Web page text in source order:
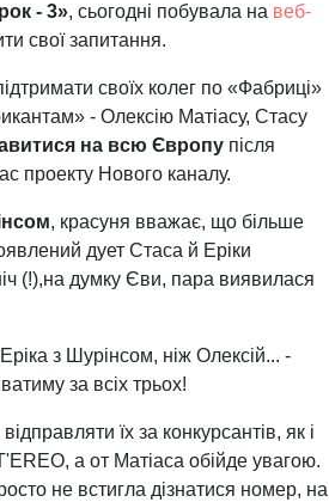
- 3», сьогодні побувала на веб-
свої запитання.
своїх колег по «Фабриці»
- Олексію Матіасу, Стасу
на всю Європу після
проекту Нового каналу.
, красуня вважає, що більше
дует Стаса й Еріки
(!),на думку Єви, пара виявилася
з Шурінсом, ніж Олексій... -
за всіх трьох!
їх за конкурсантів, як і
а от Матіаса обійде увагою.
не встигла дізнатися номер, на